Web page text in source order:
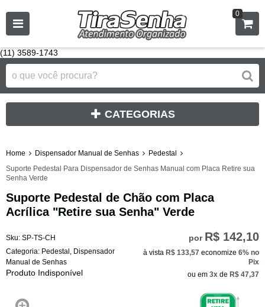
(11) 3589-1743
0
CATEGORIAS
Home Dispensador Manual de Senhas
Pedestal
Suporte Pedestal Para Dispensador de Senhas Manual com Placa Retire sua
Senha Verde
Suporte Pedestal de Chão com Placa
Acrílica "Retire sua Senha" Verde
Sku: SP-TS-CH
Categoria: Pedestal Dispensador
Manual de Senhas
Produto Indisponível
por R$ 142,10
à vista R$ 133,57 economize 6% no
Pix
ou em 3x de R$ 47,37